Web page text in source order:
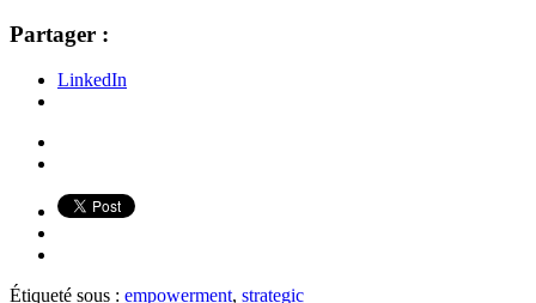
Partager :
LinkedIn
Étiqueté sous : empowerment, strategic